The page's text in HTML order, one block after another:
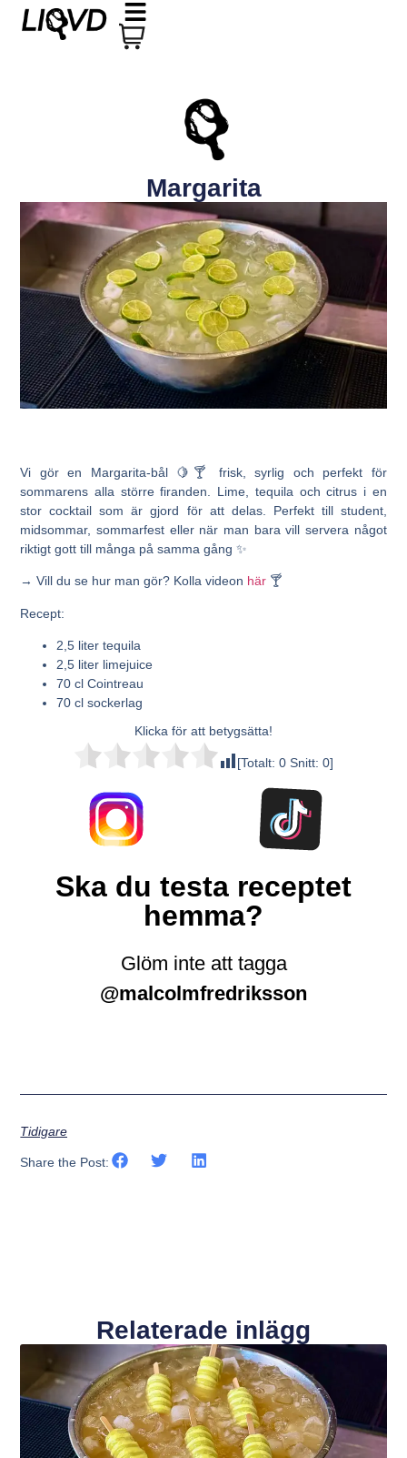
Margarita
Vi gör en Margarita-bål 🍋🍸 frisk, syrlig och perfekt för
sommarens alla större firanden. Lime, tequila och citrus i en
stor cocktail som är gjord för att delas. Perfekt till student,
midsommar, sommarfest eller när man bara vill servera något
riktigt gott till många på samma gång ✨
→ Vill du se hur man gör? Kolla videon här 🍸
Recept:
2,5 liter tequila
2,5 liter limejuice
70 cl Cointreau
70 cl sockerlag
Klicka för att betygsätta!
[Totalt: 0 Snitt: 0]
Ska du testa receptet
hemma?
Glöm inte att tagga
@malcolmfredriksson
Tidigare
Share the Post:
Relaterade inlägg